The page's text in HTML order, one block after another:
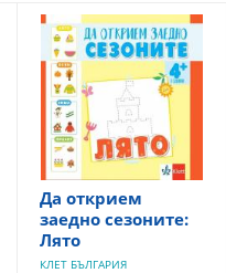
Да открием
заедно сезоните:
Лято
КЛЕТ БЪЛГАРИЯ